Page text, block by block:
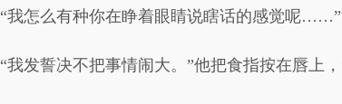
“我怎么有种你在睁着眼睛说瞎话的感觉呢……”
“我发誓决不把事情闹大。”他把食指按在唇上